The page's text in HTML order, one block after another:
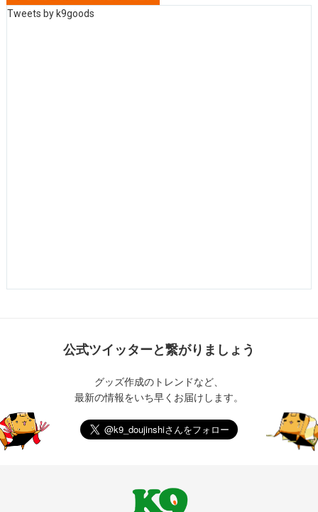
Tweets by k9goods
公式ツイッターと繋がりましょう
グッズ作成のトレンドなど、
最新の情報をいち早くお届けします。